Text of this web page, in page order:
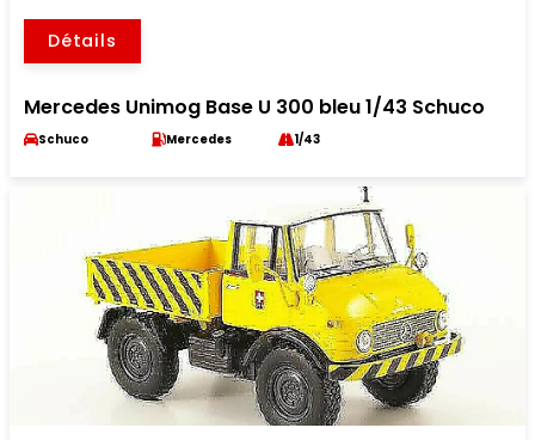
Détails
Mercedes Unimog Base U 300 bleu 1/43 Schuco
Schuco Mercedes 1/43